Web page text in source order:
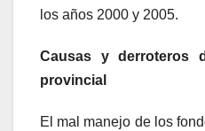
los años 2000 y 2005.
Causas y derroteros
provincial
El mal manejo de los